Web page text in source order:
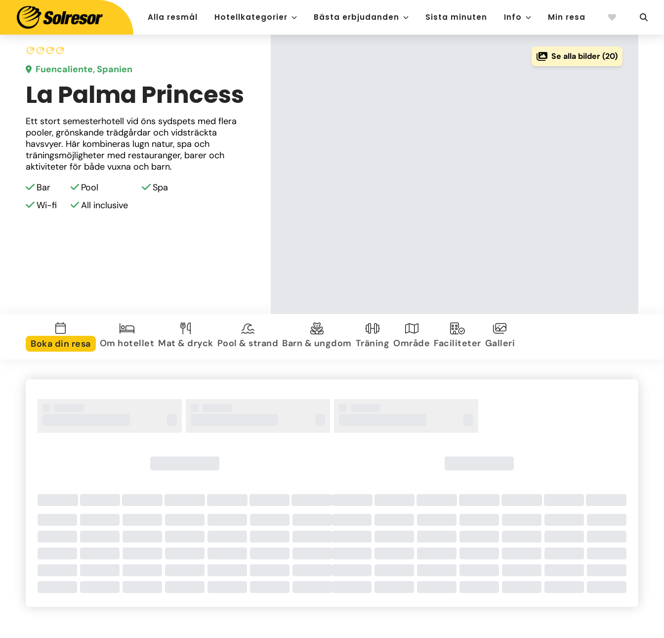
Alla resmål Hotellkategorier Bästa erbjudanden Sista minuten Info Min resa
Fuencaliente, Spanien
La Palma Princess
Ett stort semesterhotell vid öns sydspets med flera
pooler, grönskande trädgårdar och vidsträckta
havsvyer. Här kombineras lugn natur, spa och
träningsmöjligheter med restauranger, barer och
aktiviteter för både vuxna och barn.
Bar
Pool
Spa
Wi-fi
All inclusive
Se alla bilder (20)
Boka din resa Om hotellet Mat & dryck Pool & strand Barn & ungdom Träning Område Faciliteter Galleri